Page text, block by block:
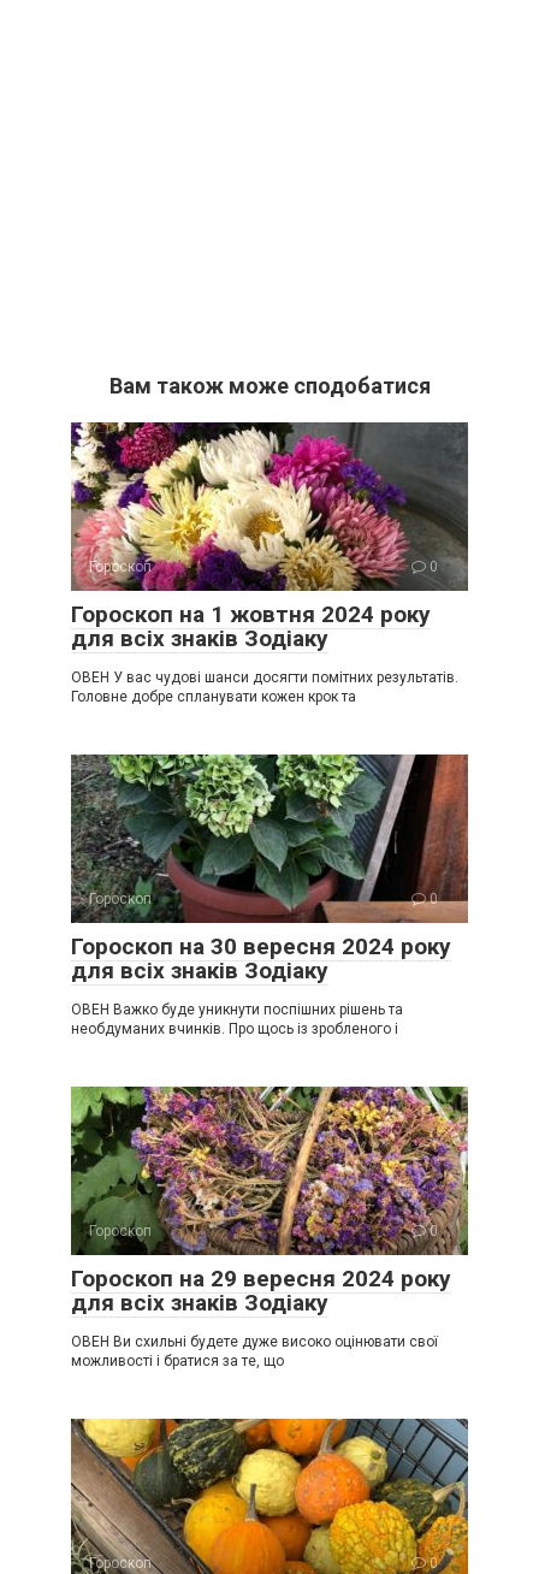
Вам також може сподобатися
Гороскоп 0
Гороскоп на 1 жовтня 2024 року
для всіх знаків Зодіаку
ОВЕН У вас чудові шанси досягти помітних результатів.
Головне добре спланувати кожен крок та
Гороскоп 0
Гороскоп на 30 вересня 2024 року
для всіх знаків Зодіаку
ОВЕН Важко буде уникнути поспішних рішень та
необдуманих вчинків. Про щось із зробленого і
Гороскоп 0
Гороскоп на 29 вересня 2024 року
для всіх знаків Зодіаку
ОВЕН Ви схильні будете дуже високо оцінювати свої
можливості і братися за те, що
Гороскоп 0